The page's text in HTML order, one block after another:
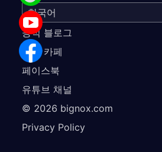
공식 블로그
공식 카페
페이스북
유튜브 채널
© 2026 bignox.com
Privacy Policy